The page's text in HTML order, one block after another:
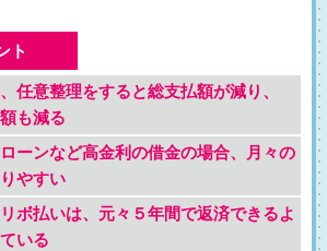
任意整理をすると総支払額が減り、
も減る
ーンなど高金利の借金の場合、月々の
やすい
ボ払いは、元々５年間で返済できるよ
いる